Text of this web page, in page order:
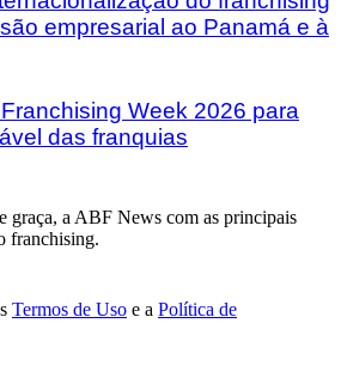
empresarial ao Panamá e à
Week 2026 para
das franquias
graça, a ABF News com as principais
franchising.
Termos de Uso e a Política de